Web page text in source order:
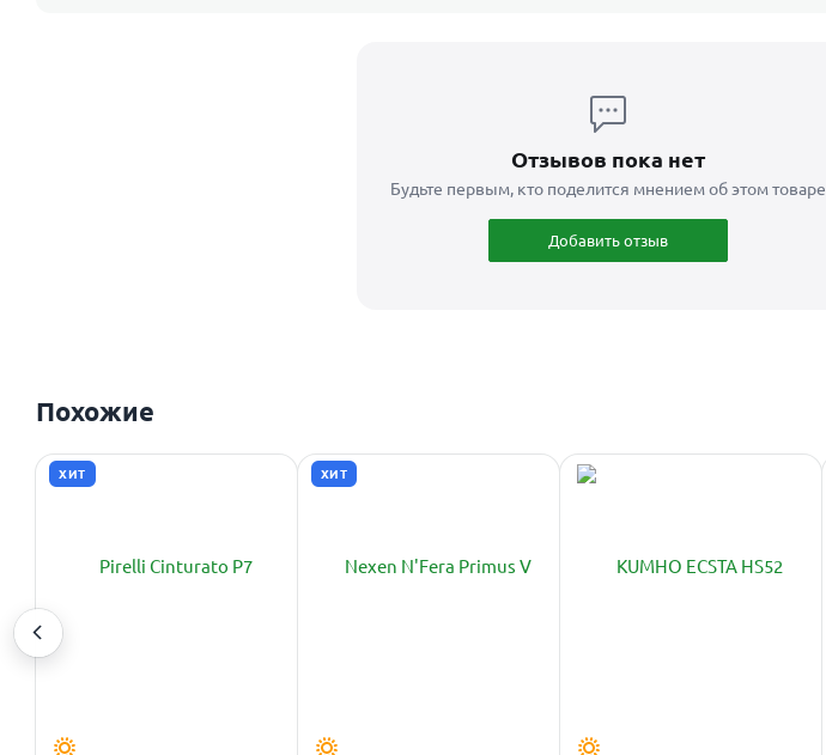
Отзывов пока нет
Будьте первым, кто поделится мнением об этом товаре
Добавить отзыв
Похожие
ХИТ ХИТ